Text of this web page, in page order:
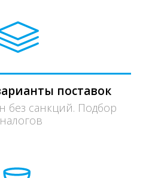
поставок
без санкций. Подбор